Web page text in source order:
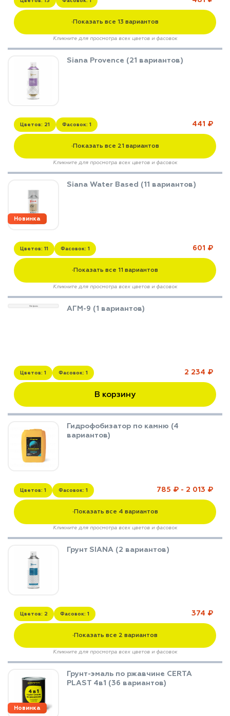
▼Показать все 13 вариантов
Кликните для просмотра всех цветов и фасовок
Siana Provence (21 вариантов)
Цветов: 21 Фасовок: 1 441 ₽
▼Показать все 21 вариантов
Кликните для просмотра всех цветов и фасовок
Siana Water Based (11 вариантов)
Цветов: 11 Фасовок: 1 601 ₽
Новинка
▼Показать все 11 вариантов
Кликните для просмотра всех цветов и фасовок
Нет фото АГМ-9 (1 вариантов)
Цветов: 1 Фасовок: 1 2 234 ₽
В корзину
Гидрофобизатор по камню (4
вариантов)
Цветов: 1 Фасовок: 1 785 ₽ - 2 013 ₽
▼Показать все 4 вариантов
Кликните для просмотра всех цветов и фасовок
Грунт SIANA (2 вариантов)
Цветов: 2 Фасовок: 1 374 ₽
▼Показать все 2 вариантов
Кликните для просмотра всех цветов и фасовок
Грунт-эмаль по ржавчине CERTA
PLAST 4в1 (36 вариантов)
Новинка